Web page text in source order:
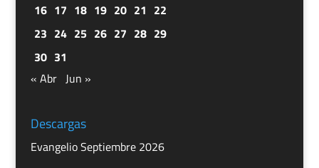
16 17 18 19 20 21 22
23 24 25 26 27 28 29
30 31
« Abr Jun »
Descargas
Evangelio Septiembre 2026